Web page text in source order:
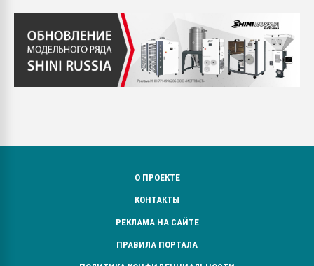
О ПРОЕКТЕ
КОНТАКТЫ
РЕКЛАМА НА САЙТЕ
ПРАВИЛА ПОРТАЛА